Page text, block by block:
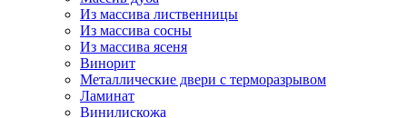
Из массива лиственницы
Из массива сосны
Из массива ясеня
Винорит
Металлические двери с терморазрывом
Ламинат
Винилискожа